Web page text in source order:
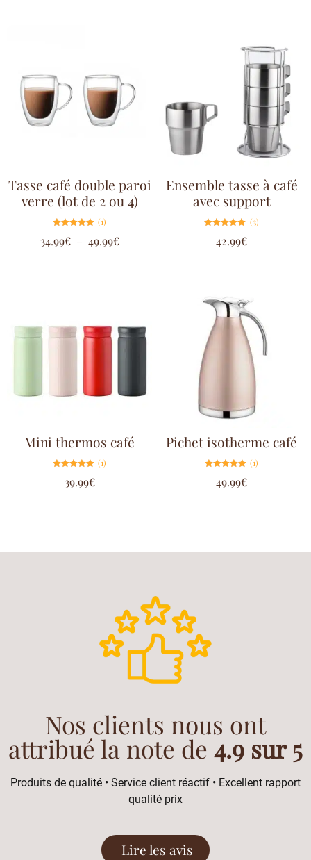
Tasse café double paroi
verre (lot de 2 ou 4)
5.00
sur 5
(1)
34.99€ – 49.99€
Ensemble tasse à café
avec support
5.00
sur 5
(3)
42.99€
Mini thermos café
5.00
sur 5
(1)
39.99€
Pichet isotherme café
5.00
sur 5
(1)
49.99€
Nos clients nous ont
attribué la note de 4.9 sur 5
Produits de qualité • Service client réactif • Excellent rapport
qualité prix
Lire les avis